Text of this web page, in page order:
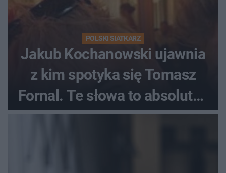
POLSKI SIATKARZ
Jakub Kochanowski ujawnia
z kim spotyka się Tomasz
Fornal. Te słowa to absolutny
hit